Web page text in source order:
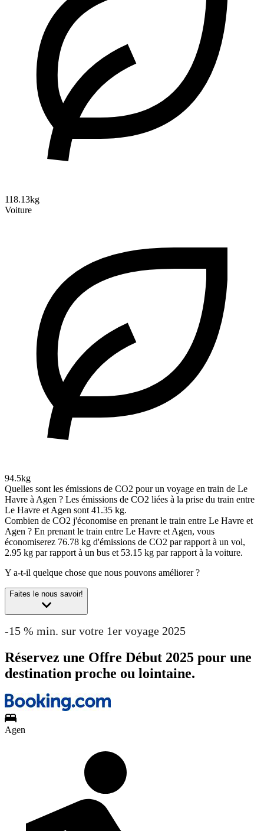
118.13kg
Voiture
94.5kg
Quelles sont les émissions de CO2 pour un voyage en train de Le
Havre à Agen ? Les émissions de CO2 liées à la prise du train entre
Le Havre et Agen sont 41.35 kg.
Combien de CO2 j'économise en prenant le train entre Le Havre et
Agen ? En prenant le train entre Le Havre et Agen, vous
économiserez 76.78 kg d'émissions de CO2 par rapport à un vol,
2.95 kg par rapport à un bus et 53.15 kg par rapport à la voiture.
Y a-t-il quelque chose que nous pouvons améliorer ?
Faites le nous savoir!
-15 % min. sur votre 1er voyage 2025
Réservez une Offre Début 2025 pour une
destination proche ou lointaine.
Agen